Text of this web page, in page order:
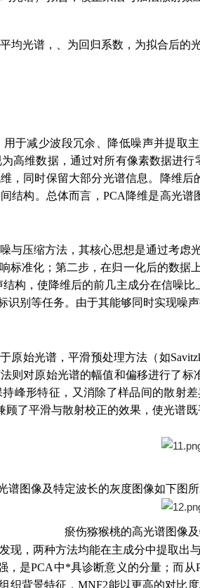
均光谱，、为回归系数，为拟合后的光
于减少波段冗余、降低噪声并提
高维数据，通过对所有像素数据进
，同时保留大部分光谱信息。降维
结构。总体而言，PCA降维是高光
与压缩方法，其核心思想是通过考
标准化；第二步，在归一化后的数
构，使降维后的前几主成分在信噪
别等任务。由于其能够同时实现噪
原始光谱，平滑预处理方法（如
则对原始光谱的幅值和偏移进行了
峰形特征，又消除了样品间的散射
了平滑与散射校正的效果，使光谱
图像及特定波长的灰度图像如下图所
瘀伤猕猴桃的高光谱图像
现，两种方法均能在主成分中提取
，是PCA中*具诊断意义的分量；而
织背景特征，MNF2能以更高的对